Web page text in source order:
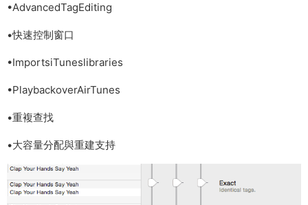
•AdvancedTagEditing
•快速控制窗口
•ImportsiTuneslibraries
•PlaybackoverAirTunes
•重複查找
•大容量分配與重建支持